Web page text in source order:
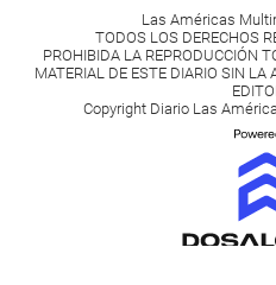
Las Américas
TODOS LOS DERECHOS
PROHIBIDA LA REPRODUCCIÓN
MATERIAL DE ESTE DIARIO SIN LA
Copyright Diario Las